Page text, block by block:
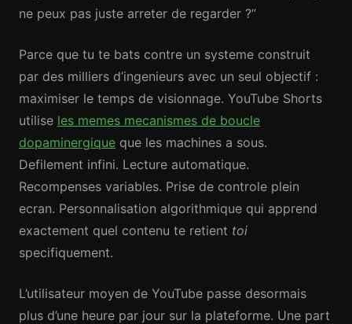
ne peux pas juste arreter de regarder ?”
Parce que tu te bats contre un systeme construit
par des milliers d’ingenieurs avec un seul objectif :
maximiser le temps de visionnage. YouTube Shorts
utilise les memes mecanismes de boucle
dopaminergique que les machines a sous.
Defilement infini. Lecture automatique.
Recompenses variables. Prise de controle plein
ecran. Personnalisation algorithmique qui apprend
exactement quel contenu te retient toi
specifiquement.
L’utilisateur moyen de YouTube passe desormais
plus d’une heure par jour sur la plateforme. Une part